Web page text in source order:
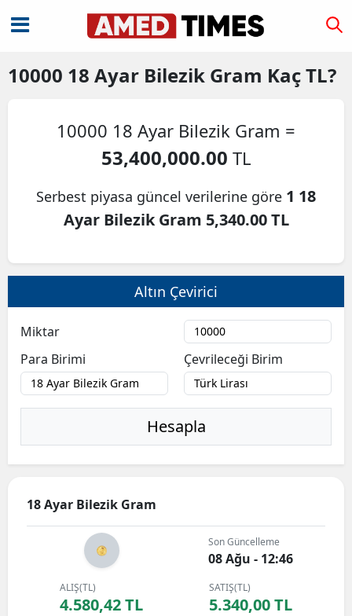
10000 18 Ayar Bilezik Gram Kaç TL?
10000 18 Ayar Bilezik Gram =
53,400,000.00 TL
Serbest piyasa güncel verilerine göre 1 18
Ayar Bilezik Gram 5,340.00 TL
Altın Çevirici
Miktar
Para Birimi
Çevrileceği Birim
Hesapla
18 Ayar Bilezik Gram
Son Güncelleme
08 Ağu - 12:46
ALIŞ(TL)
4.580,42 TL
SATIŞ(TL)
5.340,00 TL